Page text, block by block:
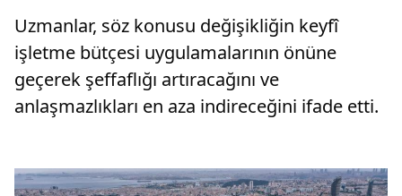
Uzmanlar, söz konusu değişikliğin keyfî
işletme bütçesi uygulamalarının önüne
geçerek şeffaflığı artıracağını ve
anlaşmazlıkları en aza indireceğini ifade etti.